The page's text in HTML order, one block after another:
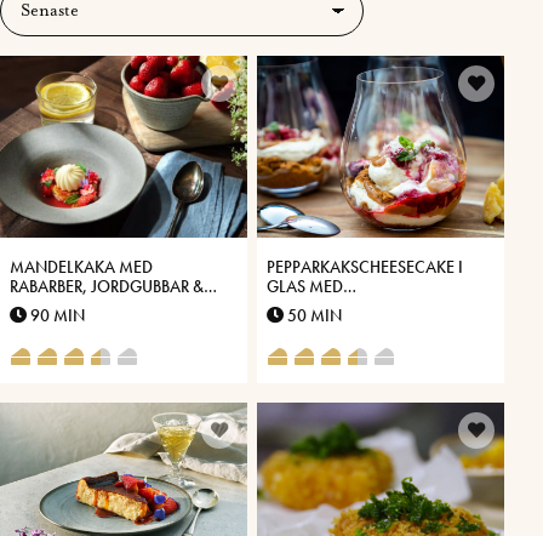
MANDELKAKA MED
RABARBER, JORDGUBBAR &
GLASS
90 MIN
PEPPARKAKSCHEESECAKE I
GLAS MED
VÄSTERBOTTENSOST® OCH
DULCE DE LECHE
50 MIN